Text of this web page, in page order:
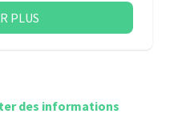
PLUS
des informations